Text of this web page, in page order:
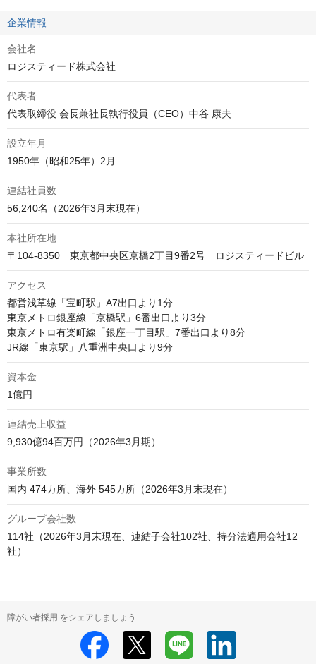
企業情報
会社名
ロジスティード株式会社
代表者
代表取締役 会長兼社長執行役員（CEO）中谷 康夫
設立年月
1950年（昭和25年）2月
連結社員数
56,240名（2026年3月末現在）
本社所在地
〒104-8350　東京都中央区京橋2丁目9番2号　ロジスティードビル
アクセス
都営浅草線「宝町駅」A7出口より1分
東京メトロ銀座線「京橋駅」6番出口より3分
東京メトロ有楽町線「銀座一丁目駅」7番出口より8分
JR線「東京駅」八重洲中央口より9分
資本金
1億円
連結売上収益
9,930億94百万円（2026年3月期）
事業所数
国内 474カ所、海外 545カ所（2026年3月末現在）
グループ会社数
114社（2026年3月末現在、連結子会社102社、持分法適用会社12
社）
障がい者採用 をシェアしましょう